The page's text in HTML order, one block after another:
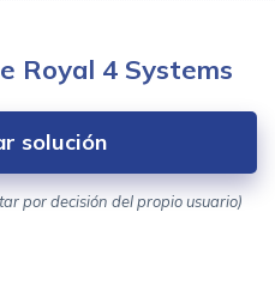
Royal 4 Systems
solución
por decisión del propio usuario)